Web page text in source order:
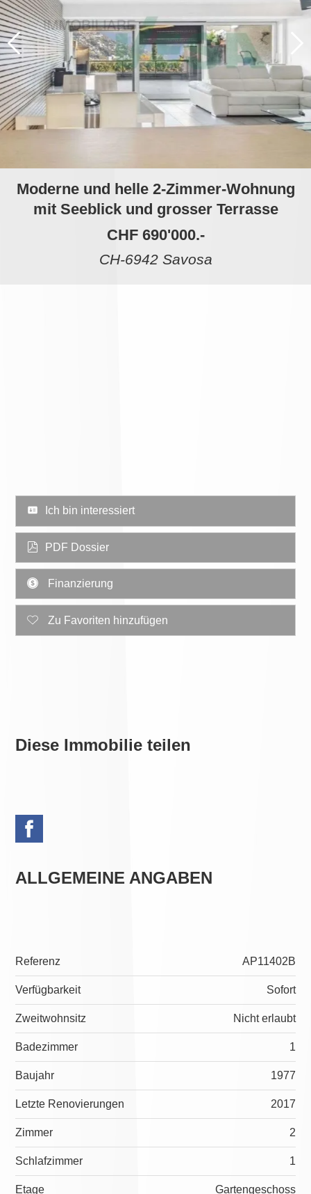
Moderne und helle 2-Zimmer-Wohnung
mit Seeblick und grosser Terrasse
CHF 690'000.-
CH-6942 Savosa
Ich bin interessiert
PDF Dossier
Finanzierung
Zu Favoriten hinzufügen
Diese Immobilie teilen
ALLGEMEINE ANGABEN
Referenz AP11402B
Verfügbarkeit Sofort
Zweitwohnsitz Nicht erlaubt
Badezimmer 1
Baujahr 1977
Letzte Renovierungen 2017
Zimmer 2
Schlafzimmer 1
Etage Gartengeschoss